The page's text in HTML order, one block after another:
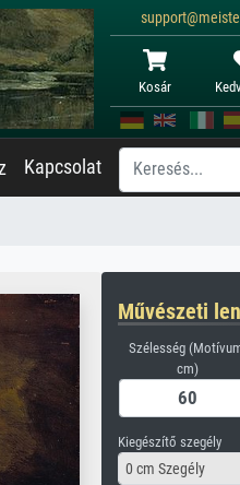
Kosár
Kapcsolat
Művészeti
Szélesség
cm)
Kiegészítő szegély
0 cm Szegély